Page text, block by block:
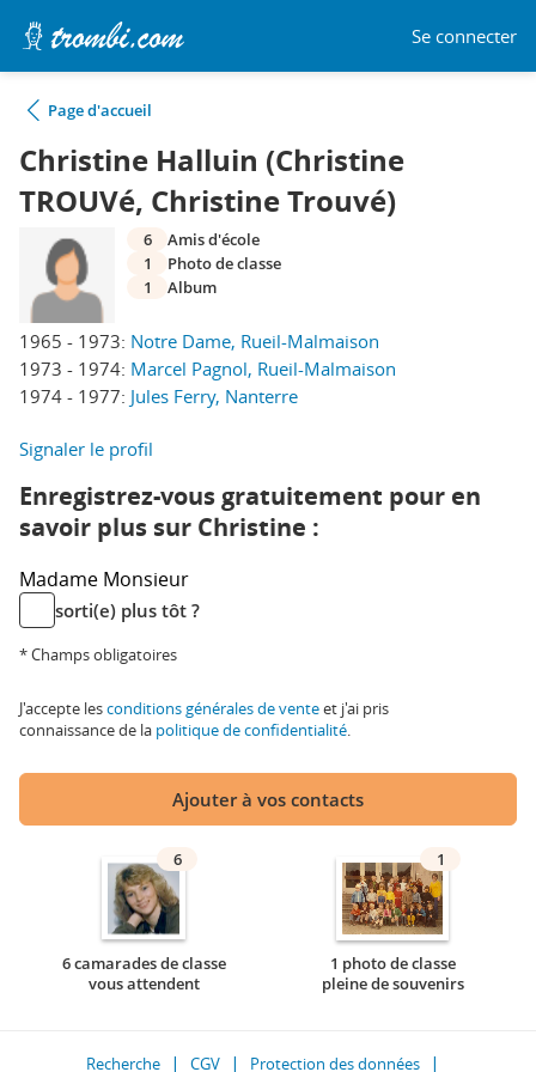
Se connecter
Page d'accueil
Christine Halluin (Christine
TROUVé, Christine Trouvé)
1965 - 1973: Notre Dame, Rueil-Malmaison
1973 - 1974: Marcel Pagnol, Rueil-Malmaison
1974 - 1977: Jules Ferry, Nanterre
6
Amis d'école
1
Photo de classe
1
Album
Signaler le profil
Enregistrez-vous gratuitement pour en
savoir plus sur Christine :
Madame Monsieur
sorti(e) plus tôt ?
* Champs obligatoires
J'accepte lesconditions générales de venteet j'ai pris
connaissance de la politique de confidentialité.
Ajouter à vos contacts
6
6 camarades de classe
vous attendent
1
1 photo de classe
pleine de souvenirs
Recherche CGV Protection des données